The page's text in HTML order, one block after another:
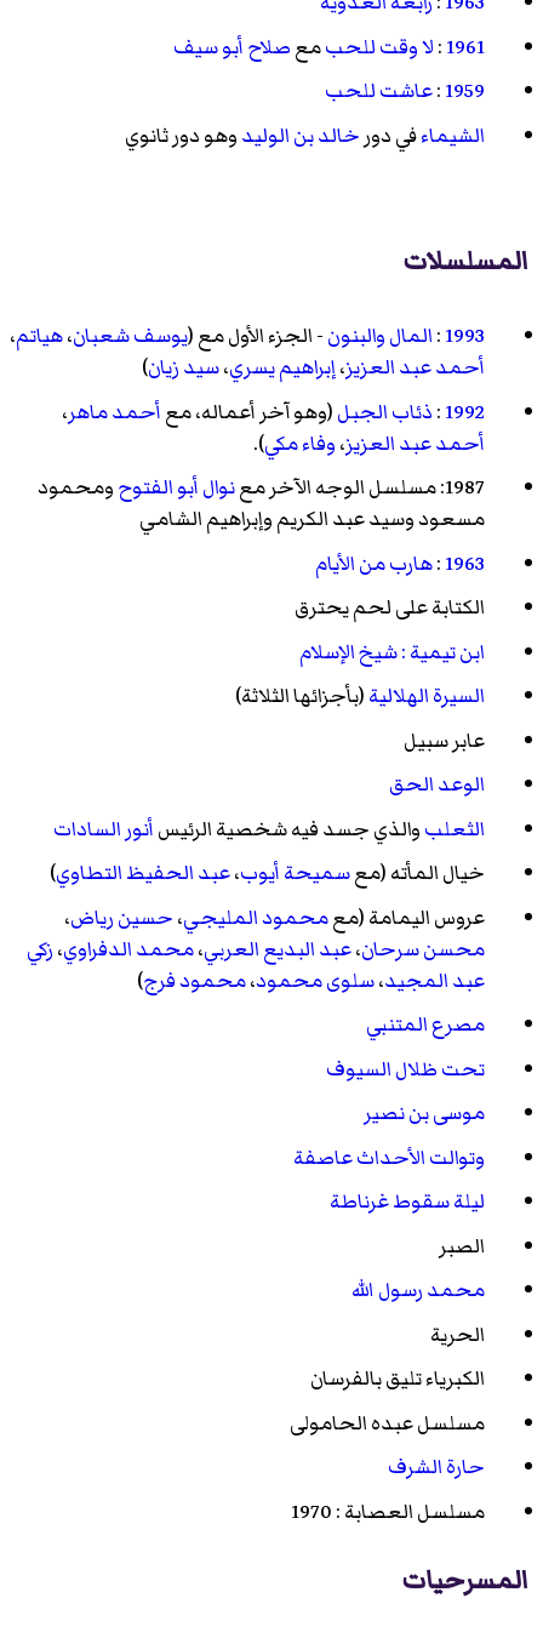
1961
:لا وقت للحبمعصلاح أبو سيف
1959
:عاشت للحب
الشيماءفي دور خالد بن الوليدوهو دور ثانوي
المسلسلات
1993
:المال والبنون- الجزء الأول مع (يوسف شعبان،هياتم،
أحمد عبد العزيز،إبراهيم يسري،سيد زيان)
1992
:ذئاب الجبل(وهو آخر أعماله، معأحمد ماهر،
أحمد عبد العزيز،وفاء مكي).
1987: مسلسل الوجه الآخر مع
نوال أبو الفتوحومحمود
مسعود وسيد عبد الكريم وإبراهيم الشامي
1963
:هارب من الأيام
الكتابة على لحم يحترق
ابن تيمية : شيخ الإسلام
السيرة الهلالية(بأجزائها الثلاثة)
عابر سبيل
الوعد الحق
الثعلبوالذي جسد فيه شخصية الرئيسأنور السادات
خيال المأته(معسميحة أيوب،عبد الحفيظ التطاوي)
عروس اليمامة(معمحمود المليجي،حسين رياض،
محسن سرحان،عبد البديع العربي،محمد الدفراوي،زكي
عبد المجيد،سلوى محمود،محمود فرج)
مصرع المتنبي
تحت ظلال السيوف
موسى بن نصير
وتوالت الأحداث عاصفة
ليلة سقوط غرناطة
الصبر
محمد رسول الله
الحرية
الكبرياء تليق بالفرسان
مسلسل عبده الحامولى
حارة الشرف
مسلسل العصابة : 1970
المسرحيات